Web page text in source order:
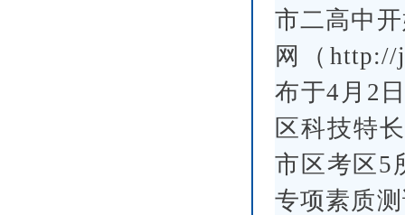
市二高中
网（http://
布于4月2
区科技特
市区考区5
专项素质